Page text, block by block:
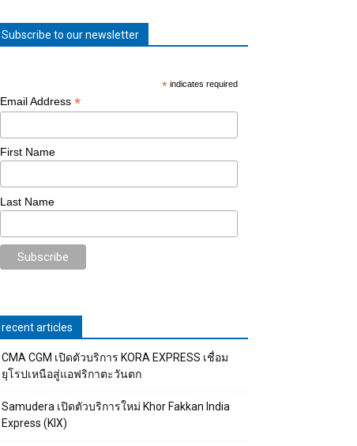
Subscribe to our newsletter
* indicates required
Email Address *
First Name
Last Name
recent articles
CMA CGM เปิดตัวบริการ KORA EXPRESS เชื่อม
ยุโรปเหนือสู่แอฟริกาตะวันตก
Samudera เปิดตัวบริการใหม่ Khor Fakkan India
Express (KIX)